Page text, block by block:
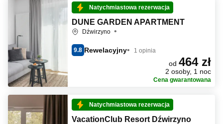
Natychmiastowa rezerwacja
DUNE GARDEN APARTMENT
Dźwirzyno
9.8 Rewelacyjny 1 opinia
od 464 zł
2 osoby, 1 noc
Cena gwarantowana
Natychmiastowa rezerwacja
VacationClub Resort Dźwirzyno